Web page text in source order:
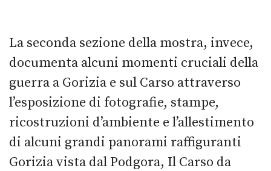
La seconda sezione della mostra, invece,
documenta alcuni momenti cruciali della
guerra a Gorizia e sul Carso attraverso
l’esposizione di fotografie, stampe,
ricostruzioni d’ambiente e l’allestimento
di alcuni grandi panorami raffiguranti
Gorizia vista dal Podgora, Il Carso da